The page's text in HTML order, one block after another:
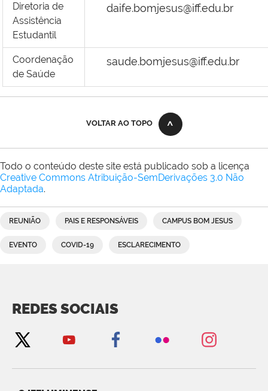
Diretoria de
Assistência
Estudantil
daife.bomjesus@iff.edu.br
Coordenação
de Saúde
saude.bomjesus@iff.edu.br
VOLTAR AO TOPO
Todo o conteúdo deste site está publicado sob a licença
Creative Commons Atribuição-SemDerivações 3.0 Não
Adaptada.
REUNIÃO PAIS E RESPONSÁVEIS CAMPUS BOM JESUS
EVENTO COVID-19 ESCLARECIMENTO
REDES SOCIAIS